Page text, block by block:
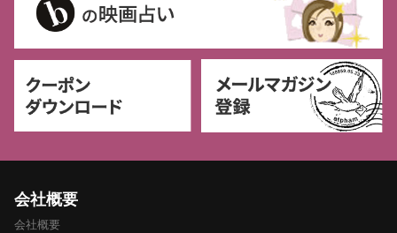
会社概要
会社概要